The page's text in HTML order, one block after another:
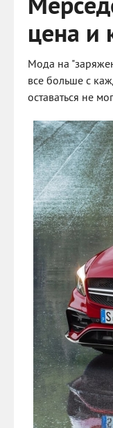
цена и
Мода на
все больше с
оставаться не